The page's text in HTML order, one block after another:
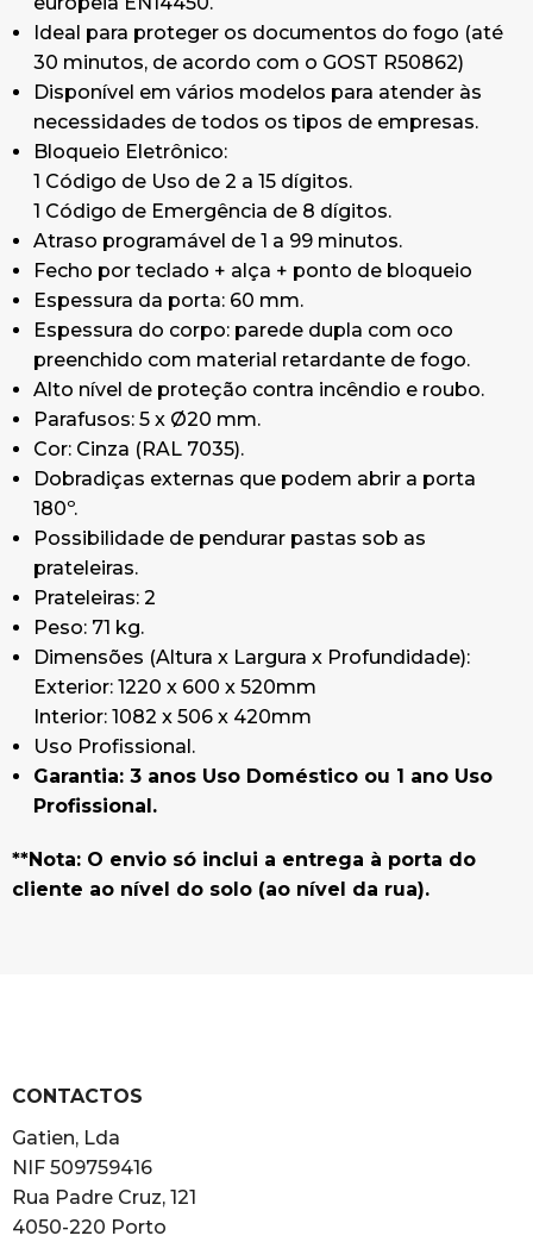
Uso Profissional.
Garantia: 3 anos Uso Doméstico ou 1 ano Uso
Profissional.
**Nota: O envio só inclui a entrega à porta do
cliente ao nível do solo (ao nível da rua).
Ideal para proteger os documentos do fogo (até
30 minutos, de acordo com o GOST R50862)
Disponível em vários modelos para atender às
necessidades de todos os tipos de empresas.
Bloqueio Eletrônico:
1 Código de Uso de 2 a 15 dígitos.
1 Código de Emergência de 8 dígitos.
Atraso programável de 1 a 99 minutos.
Fecho por teclado + alça + ponto de bloqueio
Espessura da porta: 60 mm.
Espessura do corpo: parede dupla com oco
preenchido com material retardante de fogo.
Alto nível de proteção contra incêndio e roubo.
Parafusos: 5 x Ø20 mm.
Cor: Cinza (RAL 7035).
Dobradiças externas que podem abrir a porta
180º.
Possibilidade de pendurar pastas sob as
prateleiras.
Prateleiras: 2
Peso: 71 kg.
Dimensões (Altura x Largura x Profundidade):
Exterior: 1220 x 600 x 520mm
Interior: 1082 x 506 x 420mm
Uso Profissional.
Garantia: 3 anos Uso Doméstico ou 1 ano Uso
Profissional.
**Nota: O envio só inclui a entrega à porta do
cliente ao nível do solo (ao nível da rua).
CONTACTOS
Gatien, Lda
NIF 509759416
Rua Padre Cruz, 121
4050-220 Porto